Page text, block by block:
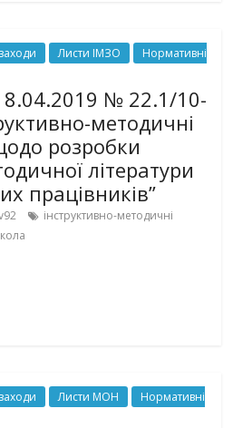
Листи ІМЗО
Нормативні
№ 22.1/10-
методичні
розробки
літератури
працівників”
інструктивно-методичні
Листи МОН
Нормативні